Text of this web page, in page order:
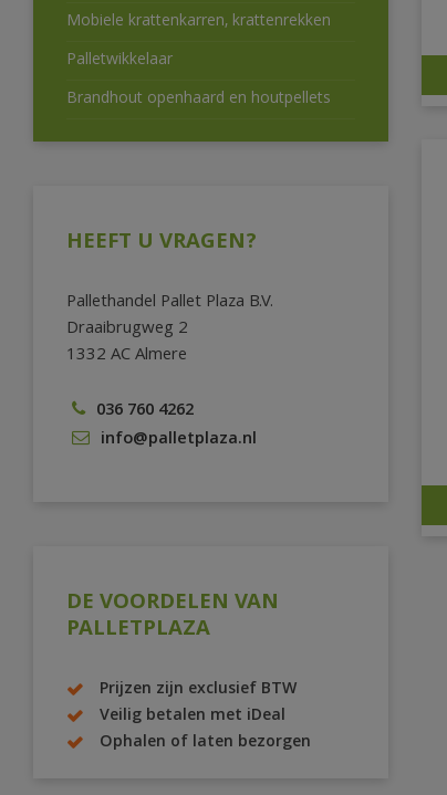
Mobiele krattenkarren, krattenrekken
Palletwikkelaar
Brandhout openhaard en houtpellets
HEEFT U VRAGEN?
Pallethandel Pallet Plaza B.V.
Draaibrugweg 2
1332 AC Almere
036 760 4262
info@palletplaza.nl
DE VOORDELEN VAN
PALLETPLAZA
Prijzen zijn exclusief BTW
Veilig betalen met iDeal
Ophalen of laten bezorgen